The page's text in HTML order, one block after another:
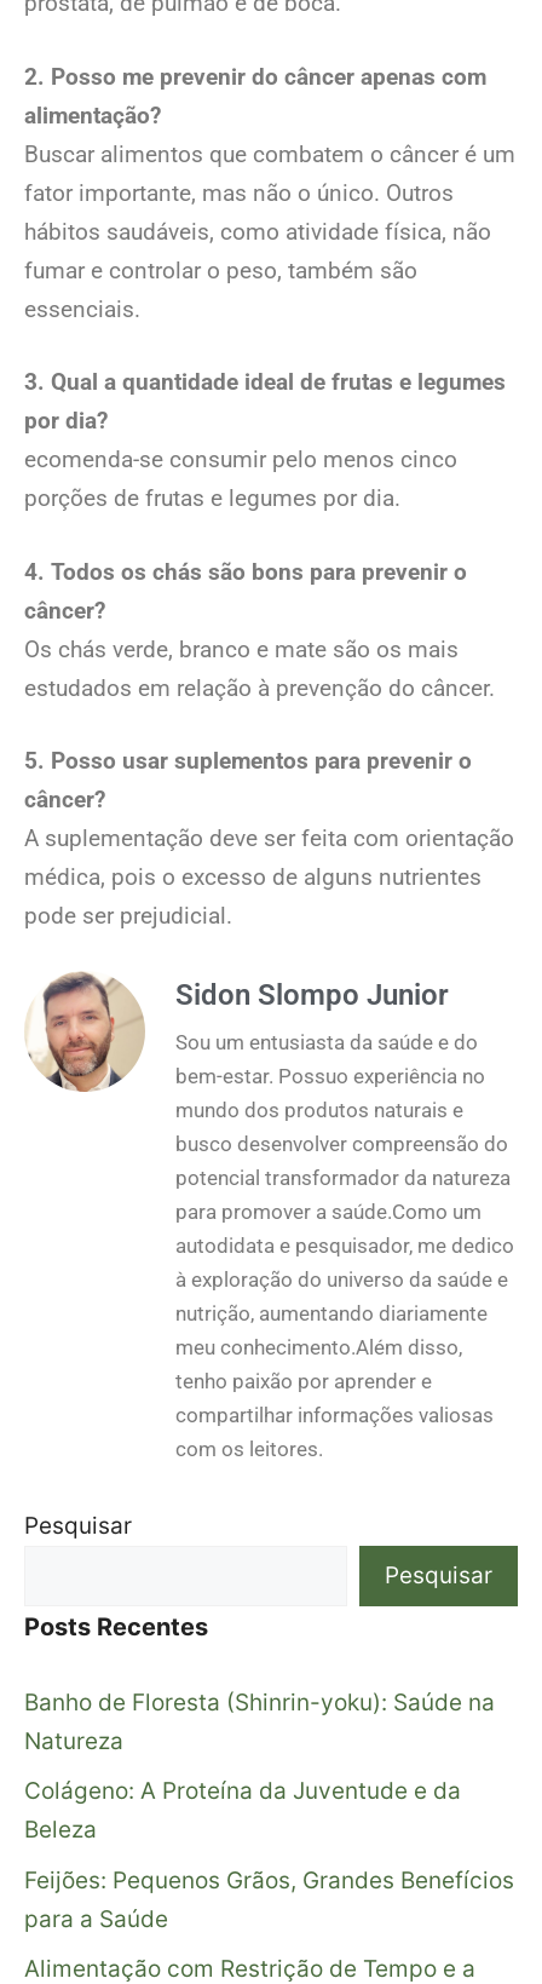
2. Posso me prevenir do câncer apenas com
alimentação?
Buscar alimentos que combatem o câncer é um
fator importante, mas não o único. Outros
hábitos saudáveis, como atividade física, não
fumar e controlar o peso, também são
essenciais.
3. Qual a quantidade ideal de frutas e legumes
por dia?
ecomenda-se consumir pelo menos cinco
porções de frutas e legumes por dia.
4. Todos os chás são bons para prevenir o
câncer?
Os chás verde, branco e mate são os mais
estudados em relação à prevenção do câncer.
5. Posso usar suplementos para prevenir o
câncer?
A suplementação deve ser feita com orientação
médica, pois o excesso de alguns nutrientes
pode ser prejudicial.
Sidon Slompo Junior
Sou um entusiasta da saúde e do
bem-estar. Possuo experiência no
mundo dos produtos naturais e
busco desenvolver compreensão do
potencial transformador da natureza
para promover a saúde.Como um
autodidata e pesquisador, me dedico
à exploração do universo da saúde e
nutrição, aumentando diariamente
meu conhecimento.Além disso,
tenho paixão por aprender e
compartilhar informações valiosas
com os leitores.
Pesquisar
Pesquisar
Posts Recentes
Banho de Floresta (Shinrin-yoku): Saúde na
Natureza
Colágeno: A Proteína da Juventude e da
Beleza
Feijões: Pequenos Grãos, Grandes Benefícios
para a Saúde
Alimentação com Restrição de Tempo e a